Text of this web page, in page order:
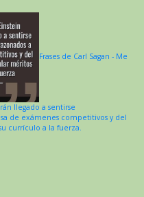
Frases de Carl Sagan - Me
llegado a sentirse
de exámenes competitivos y del
currículo a la fuerza.